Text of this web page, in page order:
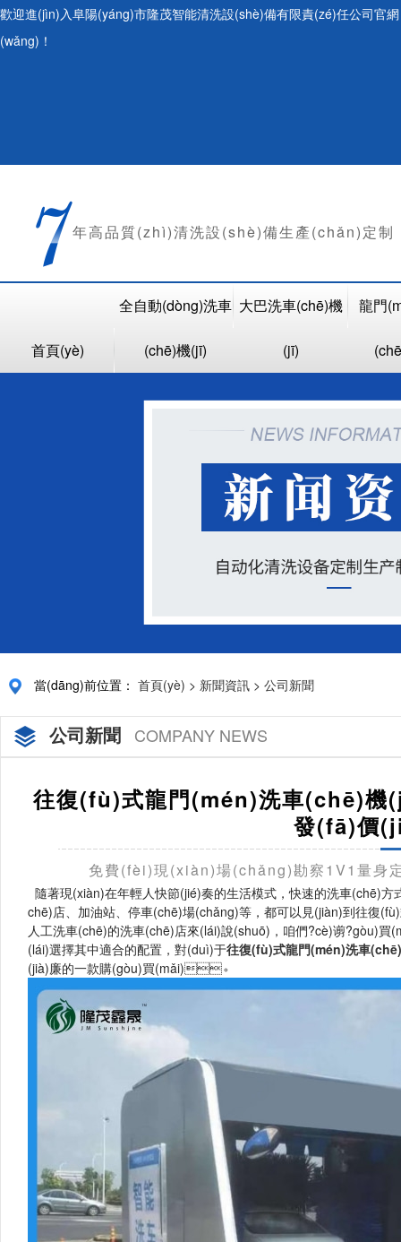
歡迎進(jìn)入阜陽(yáng)市隆茂智能清洗設(shè)備有限責(zé)任公司官網
(wǎng)！
年高品質(zhì)清洗設(shè)備生產(chǎn)定制
首頁(yè)
全自動(dòng)洗車
(chē)機(jī)
大巴洗車(chē)機
(jī)
龍門
當(dāng)前位置： 首頁(yè) > 新聞資訊 > 公司新聞
公司新聞 COMPANY NEWS
往復(fù)式龍門(mén)洗車(chē)
發(fā)價
免費(fèi)現(xiàn)場(chǎng)勘察1V1量身
隨著現(xiàn)在年輕人快節(jié)奏的生活模式，快速的洗車
chē)店、加油站、停車(chē)場(chǎng)等，都可以見(jiàn)到往復
人工洗車(chē)的洗車(chē)店來(lái)說(shuō)，咱們?cè)谫
(lái)選擇其中適合的配置，對(duì)于往復(fù)式龍門(mén)洗車
(jià)廉的一款購(gòu)買(mǎi)。